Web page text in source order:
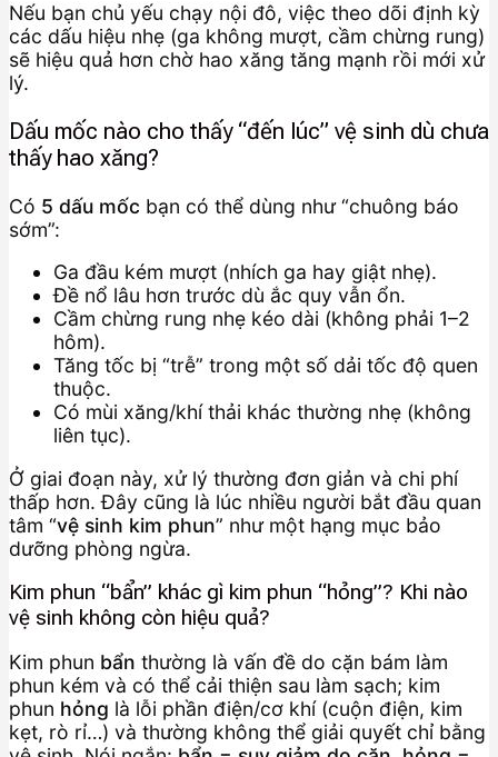
Nếu bạn chủ yếu chạy nội đô, việc theo dõi định kỳ
các dấu hiệu nhẹ (ga không mượt, cầm chừng rung)
sẽ hiệu quả hơn chờ hao xăng tăng mạnh rồi mới xử
lý.
Dấu mốc nào cho thấy “đến lúc” vệ sinh dù chưa
thấy hao xăng?
Có 5 dấu mốc bạn có thể dùng như “chuông báo
sớm”:
Ga đầu kém mượt (nhích ga hay giật nhẹ).
Đề nổ lâu hơn trước dù ắc quy vẫn ổn.
Cầm chừng rung nhẹ kéo dài (không phải 1–2
hôm).
Tăng tốc bị “trễ” trong một số dải tốc độ quen
thuộc.
Có mùi xăng/khí thải khác thường nhẹ (không
liên tục).
Ở giai đoạn này, xử lý thường đơn giản và chi phí
thấp hơn. Đây cũng là lúc nhiều người bắt đầu quan
tâm “vệ sinh kim phun” như một hạng mục bảo
dưỡng phòng ngừa.
Kim phun “bẩn” khác gì kim phun “hỏng”? Khi nào
vệ sinh không còn hiệu quả?
Kim phun bẩn thường là vấn đề do cặn bám làm
phun kém và có thể cải thiện sau làm sạch; kim
phun hỏng là lỗi phần điện/cơ khí (cuộn điện, kim
kẹt, rò rỉ…) và thường không thể giải quyết chỉ bằng